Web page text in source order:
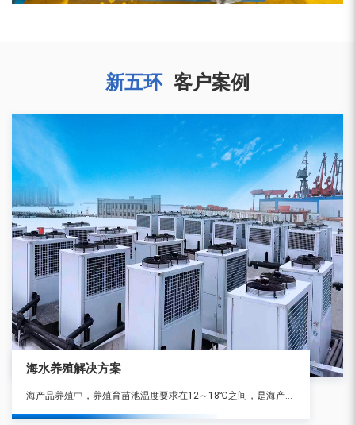
新五环 客户案例
海水养殖解决方案
海产品养殖中，养殖育苗池温度要求在12～18℃之间，是海产品生长的更佳 环境。受季节和地区环境温度的变化，育苗池温度更低可达0℃以下，更高达30℃以上，因此必须对养殖育苗池海水及其环境温度进行恒温控制。